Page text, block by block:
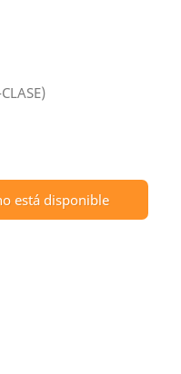
está disponible